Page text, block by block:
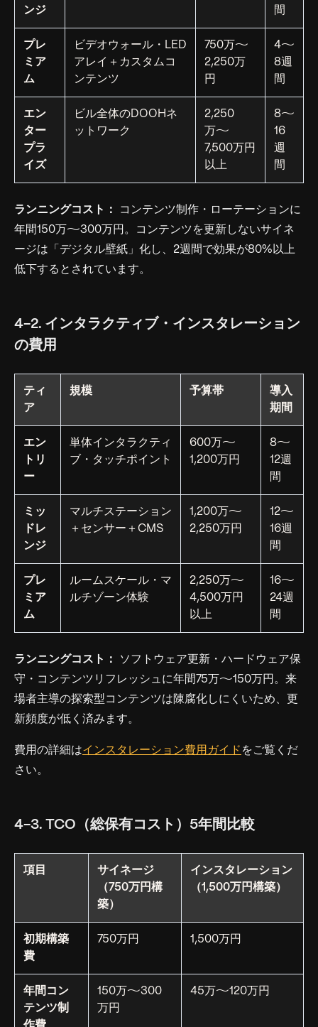
ンジ
間
プレ
ミア
ム
ビデオウォール・LED
アレイ＋カスタムコ
ンテンツ
750万〜
2,250万
円
4〜
8週
間
エン
ター
プラ
イズ
ビル全体のDOOHネ
ットワーク
2,250
万〜
7,500万円
以上
8〜
16
週
間
ランニングコスト：
コンテンツ制作・ローテーションに
年間150万〜300万円。コンテンツを更新しないサイネ
ージは「デジタル壁紙」化し、2週間で効果が80%以上
低下するとされています。
4-2. インタラクティブ・インスタレーション
の費用
ティ
ア
規模 予算帯
導入
期間
エン
トリ
ー
単体インタラクティ
ブ・タッチポイント
600万〜
1,200万円
8〜
12週
間
ミッ
ドレ
ンジ
マルチステーション
＋センサー＋CMS
1,200万〜
2,250万円
12〜
16週
間
プレ
ミア
ム
ルームスケール・マ
ルチゾーン体験
2,250万〜
4,500万円
以上
16〜
24週
間
ランニングコスト：
ソフトウェア更新・ハードウェア保
守・コンテンツリフレッシュに年間75万〜150万円。来
場者主導の探索型コンテンツは陳腐化しにくいため、更
新頻度が低く済みます。
費用の詳細はインスタレーション費用ガイド をご覧くだ
さい。
4-3. TCO（総保有コスト）5年間比較
項目
サイネージ
（750万円構
築）
インスタレーション
（1,500万円構築）
初期構築
費
750万円 1,500万円
年間コン
テンツ制
150万〜300
万円
45万〜120万円